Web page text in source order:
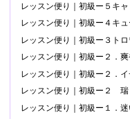
レッスン便り｜初級ー５キャ
レッスン便り｜初級ー４キ
レッスン便り｜初級ー３ト
レッスン便り｜初級ー２．爽
レッスン便り｜初級ー２．
レッスン便り｜初級ー２ 瑞
レッスン便り｜初級ー１．